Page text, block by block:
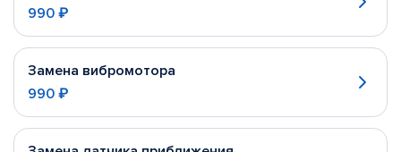
990 ₽
Замена вибромотора
990 ₽